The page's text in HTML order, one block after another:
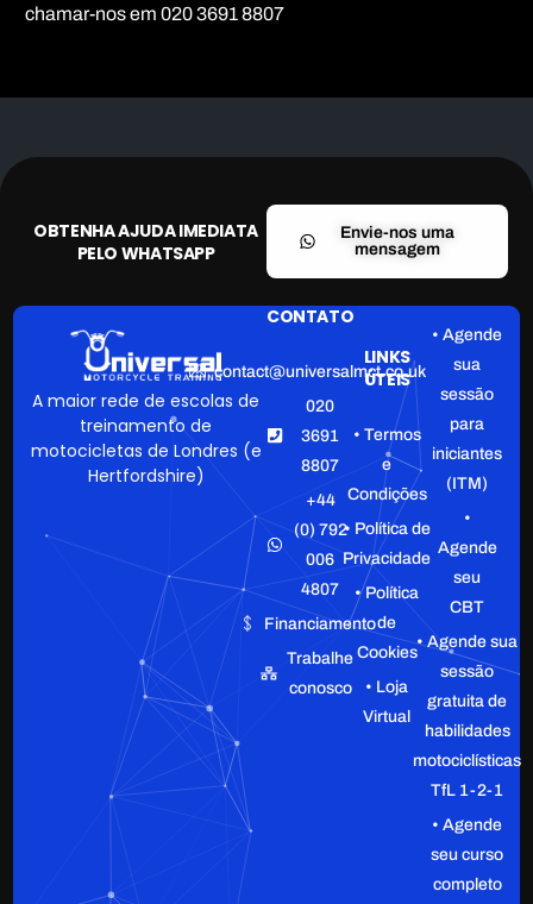
chamar-nos em 020 3691 8807
OBTENHA AJUDA IMEDIATA
PELO WHATSAPP
Envie-nos uma
mensagem
A maior rede de escolas de
treinamento de
motocicletas de Londres (e
Hertfordshire)
CONTATO
contact@universalmct.co.uk
020
3691
8807
+44
(0) 792
006
4807
Financiamento
Trabalhe
conosco
LINKS
ÚTEIS
• Termos
e
Condições
• Política de
Privacidade
• Política
de
Cookies
• Loja
Virtual
• Agende
sua
sessão
para
iniciantes
(ITM)
•
Agende
seu
CBT
• Agende sua
sessão
gratuita de
habilidades
motociclísticas
TfL 1-2-1
• Agende
seu curso
completo